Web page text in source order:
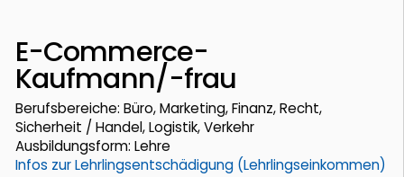
E-Commerce-
Kaufmann/-frau
Berufsbereiche: Büro, Marketing, Finanz, Recht,
Sicherheit / Handel, Logistik, Verkehr
Ausbildungsform: Lehre
Infos zur Lehrlingsentschädigung (Lehrlingseinkommen)